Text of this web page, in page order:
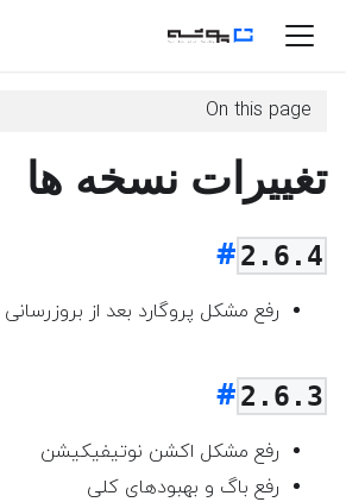
On this page
تغییرات نسخه ها
2.6.4
رفع مشکل پروگارد بعد از بروزرسانی
2.6.3
رفع مشکل اکشن نوتیفیکیشن
رفع باگ و بهبودهای کلی